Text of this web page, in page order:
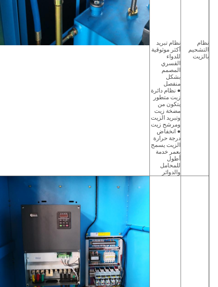
نظام
التشحيم
بالزيت
نظام تبريد
أكثر موثوقية
للدواء
القسري
المصمم
بشكل
منفصل
● نظام دائرة
زيت متطور
يتكون من
مضخة زيت
وتبريد الزيت
ومرشح زيت
● انخفاض
درجة حرارة
الزيت يسمح
بعمر خدمة
أطول
للمحامل
والدوائر